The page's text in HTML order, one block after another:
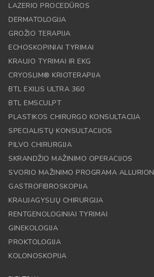
LAZERIO PROCEDŪROS
DERMATOLOGIJA
GROŽIO TERAPIJA
ECHOSKOPINIAI TYRIMAI
KRAUJO TYRIMAI IR EKG
CRYOSLIM® KRIOTERAPIJA
BTL EXILIS ULTRA 360
BTL EMSCULPT
PLASTIKOS CHIRURGO KONSULTACIJA
SPECIALISTŲ KONSULTACIJOS
PILVO CHIRURGIJA
SKRANDŽIO MAŽINIMO OPERACIJOS
SVORIO MAŽINIMO PROGRAMA ALLURION
GASTROFIBROSKOPIJA
KRAUJAGYSLIŲ CHIRURGIJA
RENTGENOLOGINIAI TYRIMAI
GINEKOLOGIJA
PROKTOLOGIJA
KOLONOSKOPIJA